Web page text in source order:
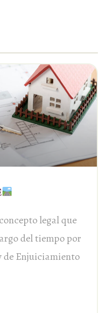
legal que
del tiempo por
de Enjuiciamiento